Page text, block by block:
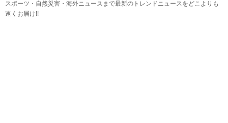
スポーツ・自然災害・海外ニュースまで最新のトレンドニュースをどこよりも
速くお届け!!